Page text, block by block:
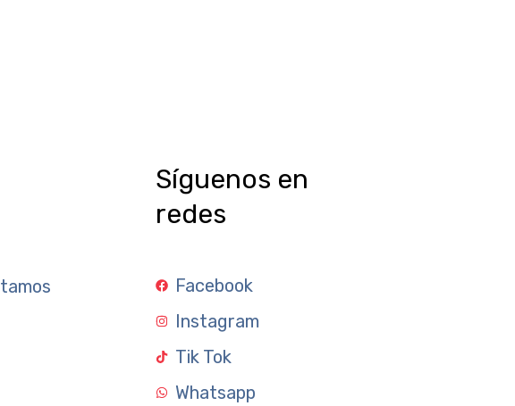
Síguenos en
redes
Facebook
Instagram
Tik Tok
Whatsapp